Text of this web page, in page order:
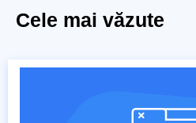
Cele mai văzute